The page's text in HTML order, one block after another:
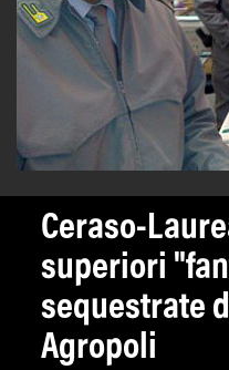
Ceraso-
superiori
sequestrate
Agropoli